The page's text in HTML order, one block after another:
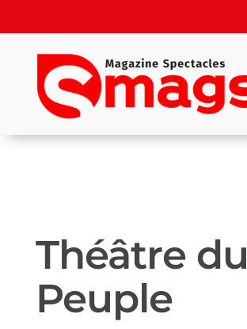
Théâtre du
Peuple